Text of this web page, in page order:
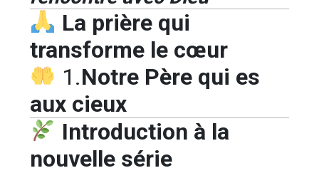
La prière qui
transforme le cœur
1.Notre Père qui es
aux cieux
Introduction à la
nouvelle série